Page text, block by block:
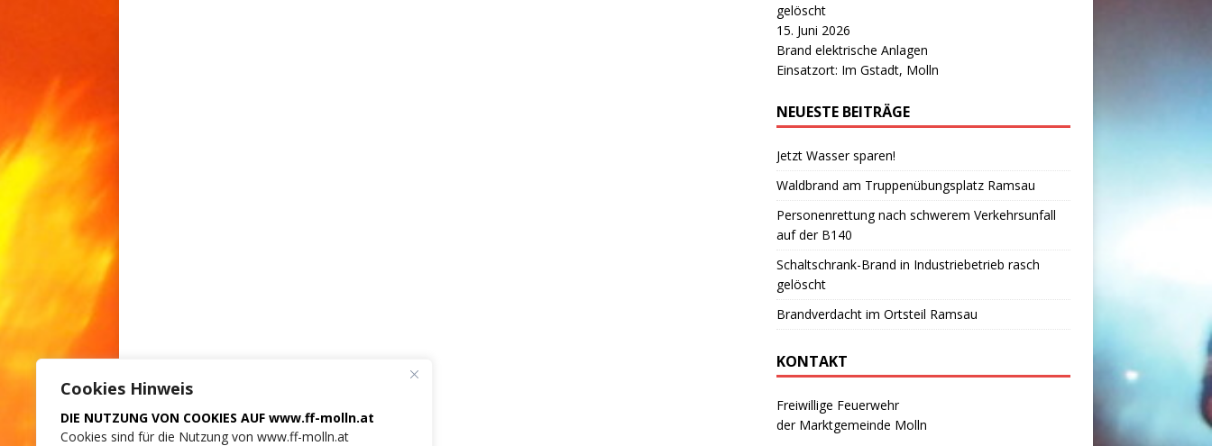
Cookies Hinweis
DIE NUTZUNG VON COOKIES AUF www.ff-molln.at
Cookies sind für die Nutzung von www.ff-molln.at
gelöscht
15. Juni 2026
Brand elektrische Anlagen
Einsatzort: Im Gstadt, Molln
NEUESTE BEITRÄGE
Jetzt Wasser sparen!
Waldbrand am Truppenübungsplatz Ramsau
Personenrettung nach schwerem Verkehrsunfall
auf der B140
Schaltschrank-Brand in Industriebetrieb rasch
gelöscht
Brandverdacht im Ortsteil Ramsau
KONTAKT
Freiwillige Feuerwehr
der Marktgemeinde Molln